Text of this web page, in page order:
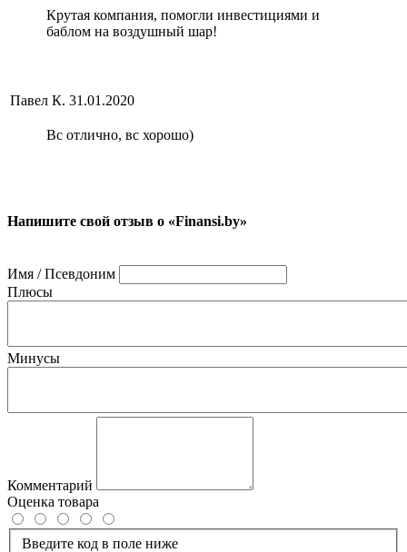
Крутая компания, помогли инвестициями и
баблом на воздушный шар!
Павел К. 31.01.2020
Вс отлично, вс хорошо)
Напишите свой отзыв о «Finansi.by»
Имя / Псевдоним
Плюсы
Минусы
Комментарий
Оценка товара
Введите код в поле ниже